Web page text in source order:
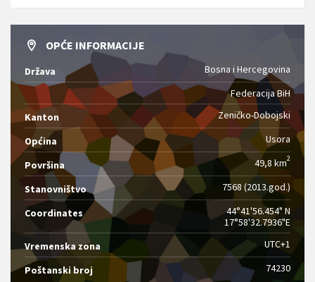
OPĆE INFORMACIJE
Država
Bosna i Hercegovina
Federacija BiH
Kanton
Zeničko-Dobojski
Općina Usora
Površina 49,8 km2
Stanovništvo 7568 (2013.god.)
Coordinates
44°41'56.454" N
17°58'32.7936"E
Vremenska zona
UTC+1
Poštanski broj 74230